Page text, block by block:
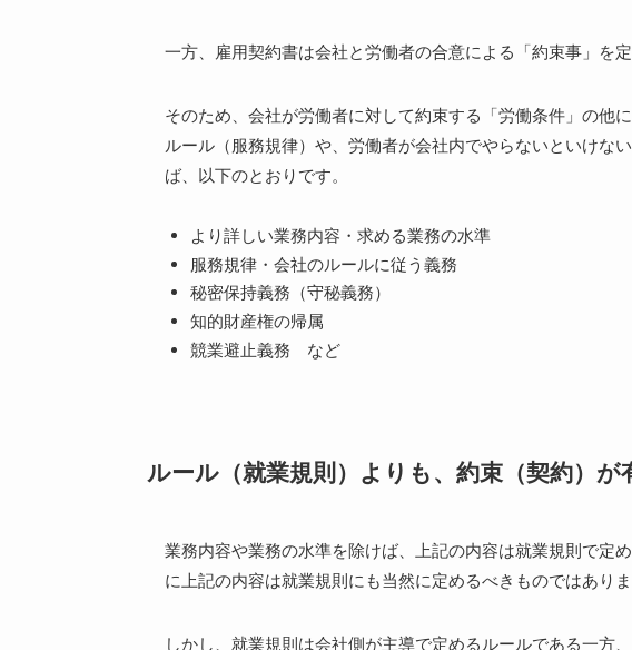
一方、雇用契約書は会社と労働者の合意による「約束事」を定
そのため、会社が労働者に対して約束する「労働条件」の他
ルール（服務規律）や、労働者が会社内でやらないといけな
ば、以下のとおりです。
より詳しい業務内容・求める業務の水準
服務規律・会社のルールに従う義務
秘密保持義務（守秘義務）
知的財産権の帰属
競業避止義務 など
ルール（就業規則）よりも、約束（契約）が
業務内容や業務の水準を除けば、上記の内容は就業規則で定
に上記の内容は就業規則にも当然に定めるべきものではありま
しかし、就業規則は会社側が主導で定めるルールである一方